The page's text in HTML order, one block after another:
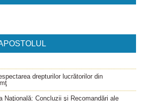
drepturilor lucrătorilor din
Naţională: Concluzii şi Recomandări ale